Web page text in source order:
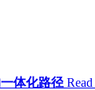
体化路径